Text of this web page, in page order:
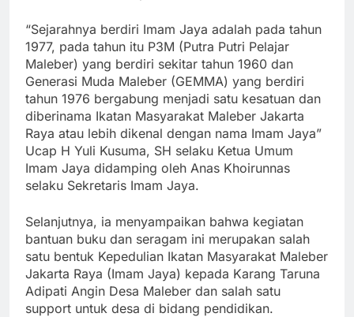
“Sejarahnya berdiri Imam Jaya adalah pada tahun
1977, pada tahun itu P3M (Putra Putri Pelajar
Maleber) yang berdiri sekitar tahun 1960 dan
Generasi Muda Maleber (GEMMA) yang berdiri
tahun 1976 bergabung menjadi satu kesatuan dan
diberinama Ikatan Masyarakat Maleber Jakarta
Raya atau lebih dikenal dengan nama Imam Jaya”
Ucap H Yuli Kusuma, SH selaku Ketua Umum
Imam Jaya didamping oleh Anas Khoirunnas
selaku Sekretaris Imam Jaya.
Selanjutnya, ia menyampaikan bahwa kegiatan
bantuan buku dan seragam ini merupakan salah
satu bentuk Kepedulian Ikatan Masyarakat Maleber
Jakarta Raya (Imam Jaya) kepada Karang Taruna
Adipati Angin Desa Maleber dan salah satu
support untuk desa di bidang pendidikan.